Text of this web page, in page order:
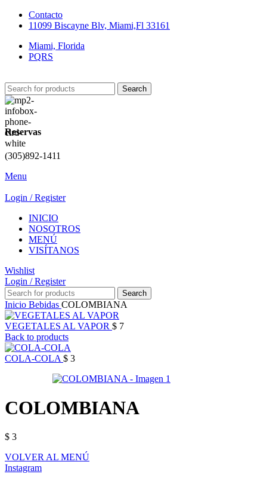
Contacto
11099 Biscayne Blv, Miami,Fl 33161
Miami, Florida
PQRS
Search
Reservas
(305)892-1411
Menu
Login / Register
INICIO
NOSOTROS
MENÚ
VISÍTANOS
Wishlist
Login / Register
Search
Inicio Bebidas COLOMBIANA
VEGETALES AL VAPOR $ 7
Back to products
COLA-COLA $ 3
COLOMBIANA
$ 3
VOLVER AL MENÚ
Instagram